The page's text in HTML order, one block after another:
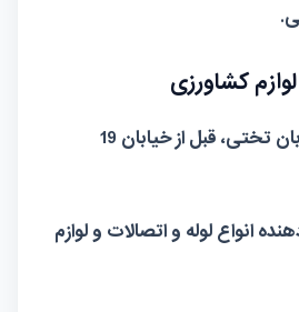
تختی، قبل از خیابان 19
دهنده انواع لوله و اتصالات و لوازم